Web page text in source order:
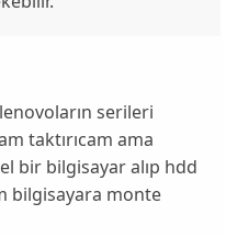
serileri
taktırıcam ama
bir bilgisayar alıp hdd
bilgisayara monte